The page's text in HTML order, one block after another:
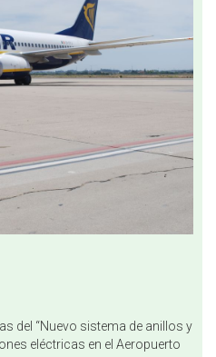
del “Nuevo sistema de anillos y
eléctricas en el Aeropuerto